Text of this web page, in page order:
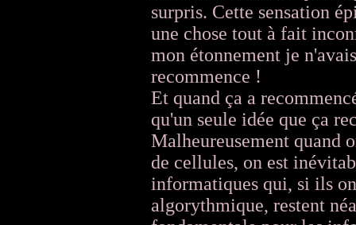
surpris. Cette sensation
une chose tout à fait
mon étonnement je
recommence !
Et quand ça a
qu'un seule idée que ça
Malheureusement quand
de cellules, on est
informatiques qui, si ils
algorythmique, restent